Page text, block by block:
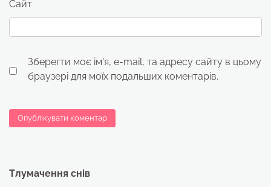
Сайт
Зберегти моє ім'я, e-mail, та адресу сайту в цьому
браузері для моїх подальших коментарів.
Тлумачення снів